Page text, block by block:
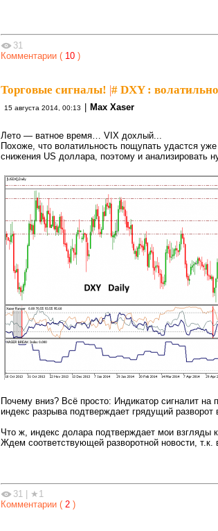
31
Комментарии ( 10 )
Торговые сигналы! |# DXY :
15 августа 2014, 00:13 Max Xaser
Лето — ватное время… VIX дохлый...
Похоже, что волатильность пощупать удастся
снижения US доллара, поэтому и анализировать
Почему вниз? Всё просто: Индикатор сигналит на
индекс разрыва подтверждает грядущий разворот
Что ж, индекс долара подтверждает мои взгляды
Ждем соответствующей разворотной новости, т.к.
31
★1
Комментарии ( 2 )